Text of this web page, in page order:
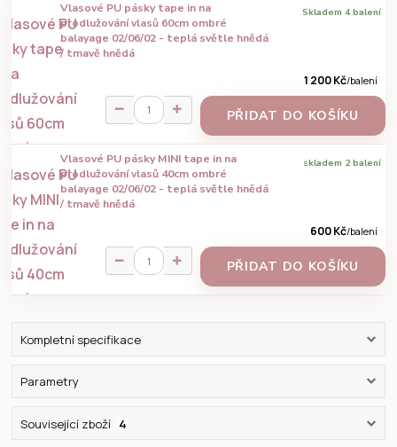
Vlasové PU pásky tape in na
prodlužování vlasů 60cm ombré
balayage 02/06/02 - teplá světle hnědá
/ tmavě hnědá
1 200 Kč/balení
Skladem 4 balení
PŘIDAT DO KOŠÍKU
Vlasové PU pásky MINI tape in na
prodlužování vlasů 40cm ombré
balayage 02/06/02 - teplá světle hnědá
/ tmavě hnědá
600 Kč/balení
skladem 2 balení
PŘIDAT DO KOŠÍKU
Kompletní specifikace
Parametry
Související zboží 4